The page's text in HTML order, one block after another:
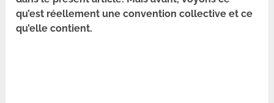
qu’est réellement une convention collective et ce
qu’elle contient.